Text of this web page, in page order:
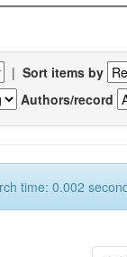
| Sort items by
Authors/record
time: 0.002